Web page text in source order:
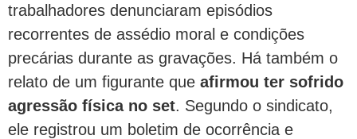
trabalhadores denunciaram episódios
recorrentes de assédio moral e condições
precárias durante as gravações. Há também o
relato de um figurante que afirmou ter sofrido
agressão física no set. Segundo o sindicato,
ele registrou um boletim de ocorrência e